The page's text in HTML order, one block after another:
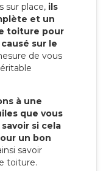
sur place, ils
et un
toiture pour
sur le
de vous
à une
que vous
si cela
un bon
savoir
toiture.